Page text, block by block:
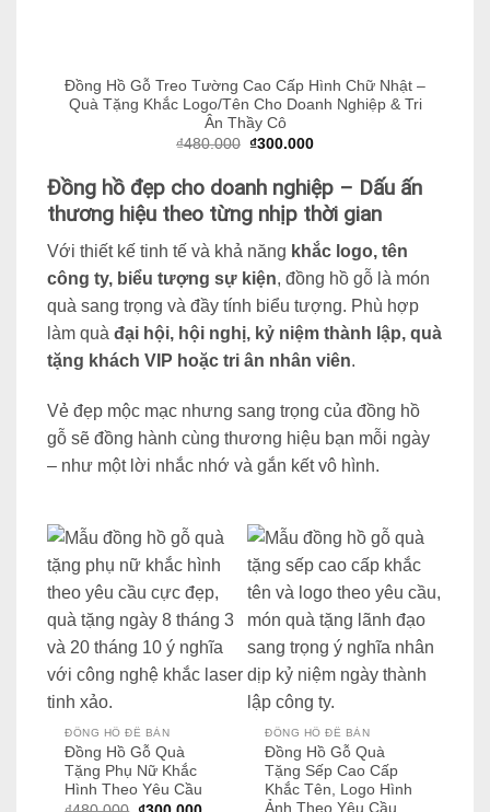
Đồng Hồ Gỗ Treo Tường Cao Cấp Hình Chữ Nhật –
Quà Tặng Khắc Logo/Tên Cho Doanh Nghiệp & Tri
Ân Thầy Cô
₫480.000 Giá
₫480.000.
₫300.000Giá
là:
₫300.000.
Đồng hồ đẹp cho doanh nghiệp – Dấu ấn
thương hiệu theo từng nhịp thời gian
Với thiết kế tinh tế và khả năng khắc logo, tên
công ty, biểu tượng sự kiện, đồng hồ gỗ là món
quà sang trọng và đầy tính biểu tượng. Phù hợp
làm quà đại hội, hội nghị, kỷ niệm thành lập, quà
tặng khách VIP hoặc tri ân nhân viên.
Vẻ đẹp mộc mạc nhưng sang trọng của đồng hồ
gỗ sẽ đồng hành cùng thương hiệu bạn mỗi ngày
– như một lời nhắc nhớ và gắn kết vô hình.
ĐỒNG HỒ ĐỂ BÀN
Đồng Hồ Gỗ Quà
Tặng Phụ Nữ Khắc
Hình Theo Yêu Cầu
ĐỒNG HỒ ĐỂ BÀN
Đồng Hồ Gỗ Quà
Tặng Sếp Cao Cấp
Khắc Tên, Logo Hình
Ảnh Theo Yêu Cầu